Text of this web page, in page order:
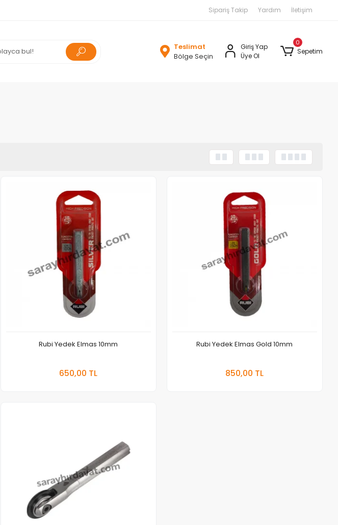
Sipariş Takip Yardım İletişim
Teslimat
Bölge Seçin
Giriş Yap
Üye Ol
0
Sepetim
Rubi Yedek Elmas 10mm
650,00 TL
Rubi Yedek Elmas Gold 10mm
850,00 TL